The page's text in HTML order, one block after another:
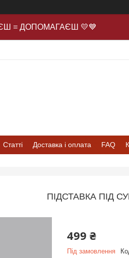
= ДОПОМАГАЄШ 💛💙
Статті Доставка і оплата FAQ
ПІДСТАВКА ПІД
499 ₴
Під замовлення